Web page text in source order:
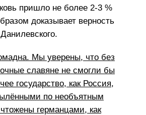
пришло не более 2-3 %
доказывает верность
Мы уверены, что без
славяне не смогли бы
государство, как Россия,
по необъятным
германцами, как